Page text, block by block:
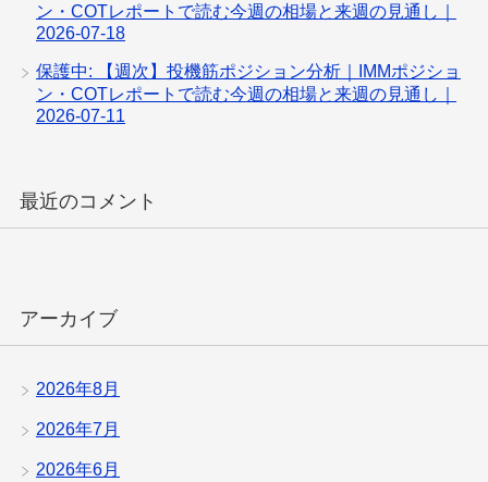
ン・COTレポートで読む今週の相場と来週の見通し｜
2026-07-18
保護中: 【週次】投機筋ポジション分析｜IMMポジショ
ン・COTレポートで読む今週の相場と来週の見通し｜
2026-07-11
最近のコメント
アーカイブ
2026年8月
2026年7月
2026年6月